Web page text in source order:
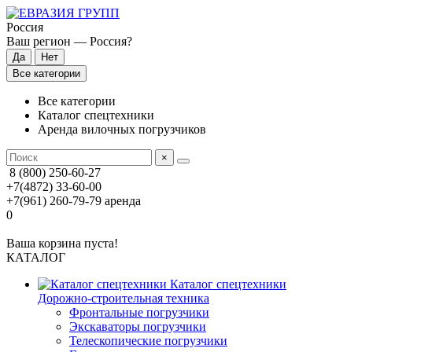
Россия
Ваш регион — Россия?
Все категории
Все категории
Каталог спецтехники
Аренда вилочных погрузчиков
×
8 (800) 250-60-27
+7(4872) 33-60-00
+7(961) 260-79-79 аренда
0
Ваша корзина пуста!
КАТАЛОГ
Каталог спецтехники
Дорожно-строительная техника
Фронтальные погрузчики
Экскаваторы погрузчики
Телескопические погрузчики